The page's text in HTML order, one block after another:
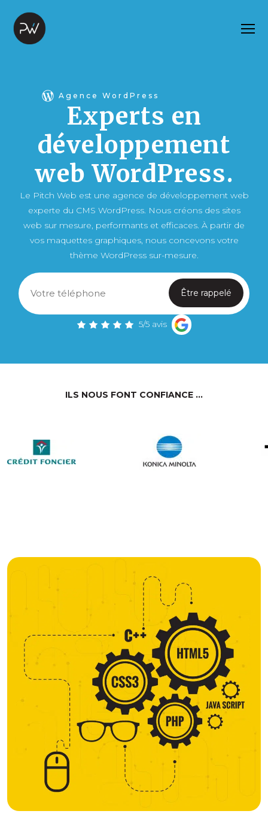
Agence WordPress
Experts en
développement
web WordPress.
Le Pitch Web est une agence de développement web
experte du CMS WordPress. Nous créons des sites
web sur mesure, performants et efficaces. À partir de
vos maquettes graphiques, nous concevons votre
thème WordPress sur-mesure.
Telephone
(Nécessaire)
5/5 avis
ILS NOUS FONT CONFIANCE ...